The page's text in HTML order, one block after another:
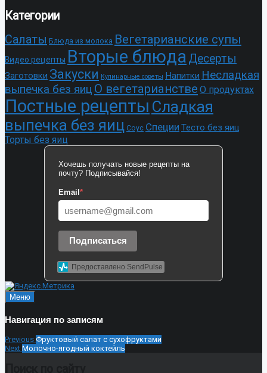
Категории
Cалаты Блюда из молока Вегетарианские супы
Видео рецепты Вторые блюда Десерты
Заготовки Закуски Кулинарные советы Напитки Несладкая
выпечка без яиц О вегетарианстве О продуктах
Постные рецепты Сладкая
выпечка без яиц Соус Специи Тесто без яиц
Торты без яиц
Хочешь получать новые рецепты на
почту? Подписывайся!
Email *
Подписаться
Предоставлено SendPulse
Меню
Навигация по записям
Previous Фруктовый салат с сухофруктами
Next Молочно-ягодный коктейль